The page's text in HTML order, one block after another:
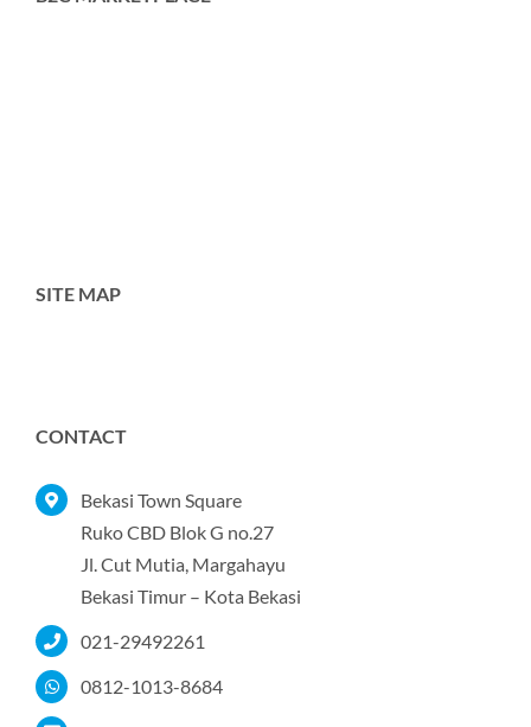
SITE MAP
Tentang Kami
Produk
Portofolio
CONTACT
Bekasi Town Square
Ruko CBD Blok G no.27
Jl. Cut Mutia, Margahayu
Bekasi Timur – Kota Bekasi
021-29492261
0812-1013-8684